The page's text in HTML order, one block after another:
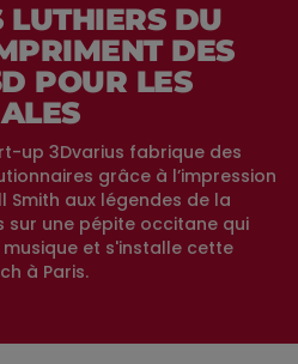
LUTHIERS DU
DES
POUR LES
up 3Dvarius fabrique des
grâce à l’impression
Smith aux légendes de la
sur une pépite occitane qui
et s'installe cette
à Paris.